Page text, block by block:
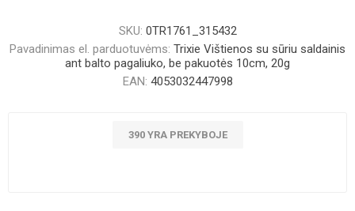
SKU: 0TR1761_315432
Pavadinimas el. parduotuvėms: Trixie Vištienos su sūriu saldainis
ant balto pagaliuko, be pakuotės 10cm, 20g
EAN: 4053032447998
390 YRA PREKYBOJE